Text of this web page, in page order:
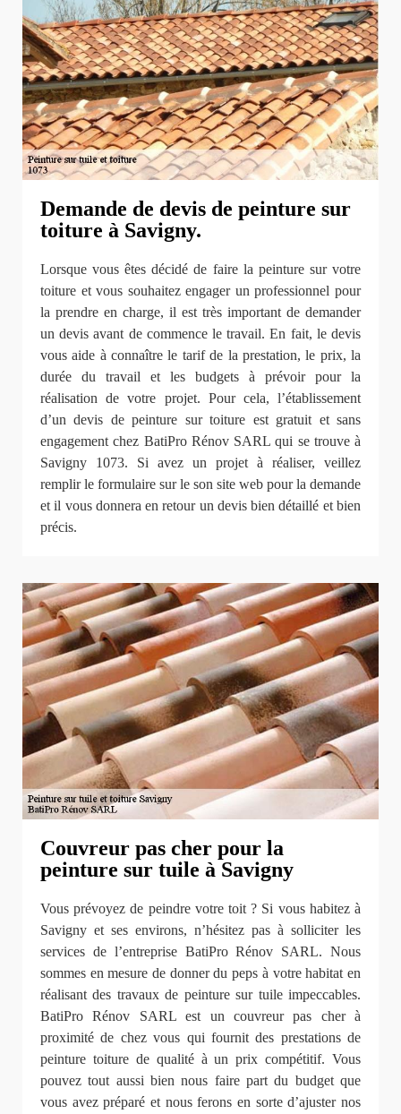
Demande de devis de peinture sur
toiture à Savigny.
Lorsque vous êtes décidé de faire la peinture sur votre
toiture et vous souhaitez engager un professionnel pour
la prendre en charge, il est très important de demander
un devis avant de commence le travail. En fait, le devis
vous aide à connaître le tarif de la prestation, le prix, la
durée du travail et les budgets à prévoir pour la
réalisation de votre projet. Pour cela, l’établissement
d’un devis de peinture sur toiture est gratuit et sans
engagement chez BatiPro Rénov SARL qui se trouve à
Savigny 1073. Si avez un projet à réaliser, veillez
remplir le formulaire sur le son site web pour la demande
et il vous donnera en retour un devis bien détaillé et bien
précis.
Couvreur pas cher pour la
peinture sur tuile à Savigny
Vous prévoyez de peindre votre toit ? Si vous habitez à
Savigny et ses environs, n’hésitez pas à solliciter les
services de l’entreprise BatiPro Rénov SARL. Nous
sommes en mesure de donner du peps à votre habitat en
réalisant des travaux de peinture sur tuile impeccables.
BatiPro Rénov SARL est un couvreur pas cher à
proximité de chez vous qui fournit des prestations de
peinture toiture de qualité à un prix compétitif. Vous
pouvez tout aussi bien nous faire part du budget que
vous avez préparé et nous ferons en sorte d’ajuster nos